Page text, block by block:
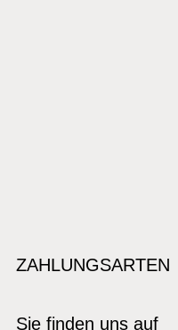
ZAHLUNGSARTEN
Sie finden uns auf